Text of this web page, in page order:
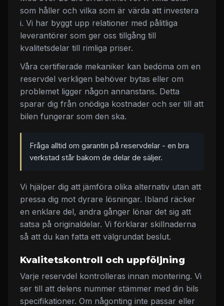
som håller och vilka som är värda att investera
i. Vi har byggt upp relationer med pålitliga
leverantörer som ger oss tillgång till
kvalitetsdelar till rimliga priser.
Våra certifierade mekaniker kan bedöma om en
reservdel verkligen behöver bytas eller om
problemet ligger någon annanstans. Detta
sparar dig från onödiga kostnader och ser till att
bilen fungerar som den ska.
Fråga alltid om garantin på reservdelar - en bra
verkstad står bakom de delar de säljer.
Vi hjälper dig att jämföra olika alternativ utan att
pressa dig mot dyrare lösningar. Ibland räcker
en enklare del, andra gånger lönar det sig att
satsa på originaldelar. Vi förklarar skillnaderna
så att du kan fatta ett välgrundat beslut.
Kvalitetskontroll och uppföljning
Varje reservdel kontrolleras innan montering. Vi
ser till att delens nummer stämmer med din bils
specifikationer. Om någonting inte passar eller